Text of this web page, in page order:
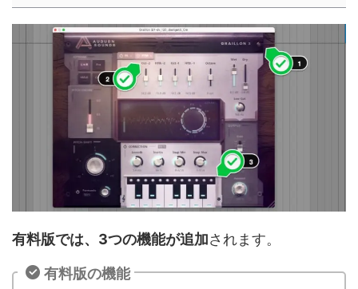
有料版では、3つの機能が追加されます。
有料版の機能